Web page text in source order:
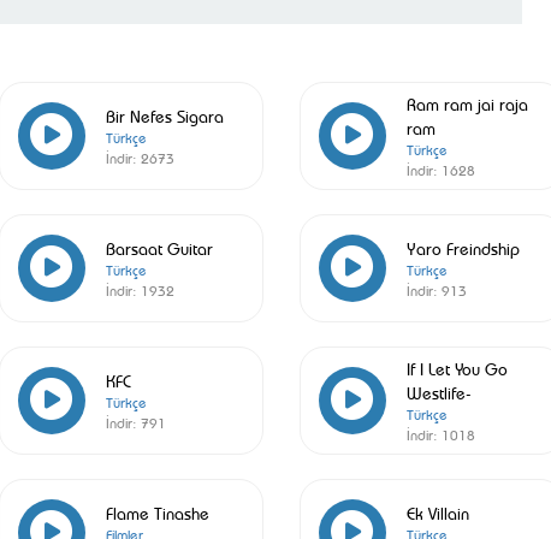
Bir Nefes Sigara
Türkçe
İndir: 2673
Ram ram jai raja
ram
Türkçe
İndir: 1628
Barsaat Guitar
Türkçe
İndir: 1932
Yaro Freindship
Türkçe
İndir: 913
KFC
Türkçe
İndir: 791
If I Let You Go
Westlife-
Türkçe
İndir: 1018
Flame Tinashe
Filmler
Ek Villain
Türkçe